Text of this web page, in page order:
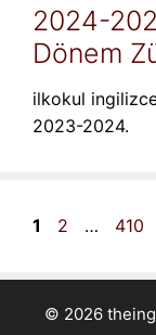
2024-
Dönem
ilkokul
2023-2024.
Sayfa
1 Sayfa
2 … Sayfa
410
© 2026